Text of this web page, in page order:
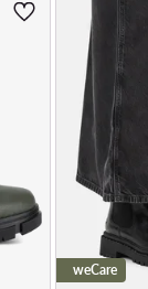
weCare